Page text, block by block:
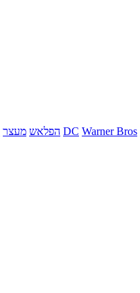
DC Warner Bros הפלאש מעצר